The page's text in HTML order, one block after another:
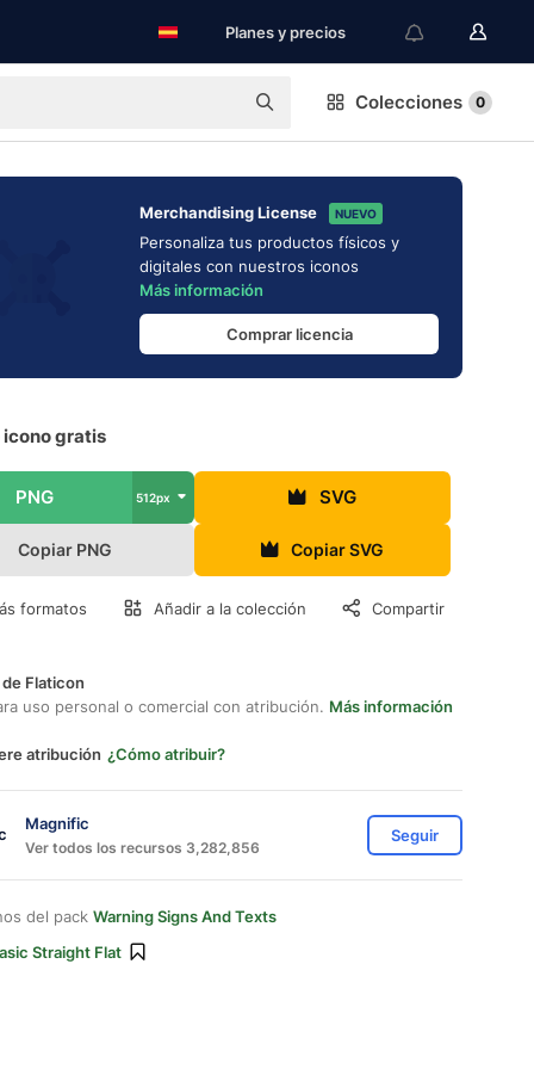
Planes y precios
Colecciones 0
Merchandising License NUEVO
Personaliza tus productos físicos y
digitales con nuestros iconos
Más información
Comprar licencia
icono gratis
PNG 512px SVG
Copiar PNG Copiar SVG
formatos Añadir a la colección Compartir
Flaticon
uso personal o comercial con atribución. Más información
atribución ¿Cómo atribuir?
Magnific
Ver todos los recursos 3,282,856
Seguir
del pack Warning Signs And Texts
Straight Flat